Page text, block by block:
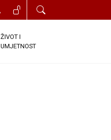
ŽIVOT I
UMJETNOST